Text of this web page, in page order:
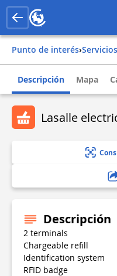
Punto de interés› Servicios
Descripción Mapa
Lasalle
Descripción
2 terminals
Chargeable refill
Identification system
RFID badge